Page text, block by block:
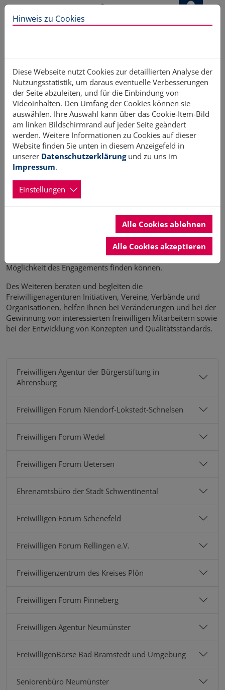
Direkt zur Hauptnavigation springen
Direkt zum Inhalt springen
HomeAktiv werden Freiwilligenagenturen
Regionale Freiwilligenagenturen in
Schleswig-Holstein
Die kommunalen Freiwilligenagenturen sind Vermittler
zwischen ehrenamtlich engagierten Menschen und
Organisationen, die Menschen suchen, welche bereit sind,
sich auf den unterschiedlichsten Gebieten zu engagieren.
Sie informieren und beraten Menschen, die an einem
ehrenamtlichen Engagement interessiert sind, individuell
über die vielfältigen Aufgaben und Einsatzfelder und helfen
dabei, dass die Interessierten eine für sie ansprechende
Möglichkeit des Engagements finden können.
Des Weiteren beraten und begleiten die
Freiwilligenagenturen Initiativen, Vereine, Verbände und
Organisationen, helfen Ihnen bei Veränderungen und bei der
Gewinnung von interessierten freiwilligen Mitarbeitern sowie
bei der Entwicklung von Konzepten und Qualitätsstandards.
Freiwilligen Agentur der Bürgerstiftung in
Ahrensburg
Freiwilligen Forum Niendorf-Lokstedt-Schnelsen
Freiwilligen Forum Wedel
Freiwilligen Forum Uetersen
Ehrenamtsbüro der Stadt Schwentinental
Freiwilligen Forum Schenefeld
Freiwilligen Forum Rellingen e.V.
Freiwilligenzentrum des Kreises Plön
Freiwilligen Forum Pinneberg
Freiwilligen Agentur Neumünster
FreiwilligenBörse Bad Bramstedt und Umgebung
Seniorenbüro Neumünster
Hinweis zu Cookies
Diese Webseite nutzt Cookies zur detaillierten Analyse der
Nutzungsstatistik, um daraus eventuelle Verbesserungen
der Seite abzuleiten, und für die Einbindung von
Videoinhalten. Den Umfang der Cookies können sie
auswählen. Ihre Auswahl kann über das Cookie-Item-Bild
am linken Bildschirmrand auf jeder Seite geändert
werden. Weitere Informationen zu Cookies auf dieser
Website finden Sie unten in diesem Anzeigefeld in
unserer Datenschutzerklärungund zu uns im
Impressum.
Einstellungen
Alle Cookies ablehnen
Alle Cookies akzeptieren